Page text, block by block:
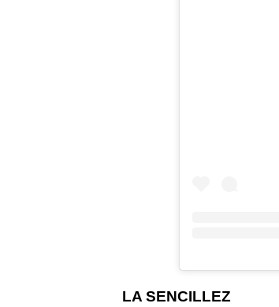
LA SENCILLEZ